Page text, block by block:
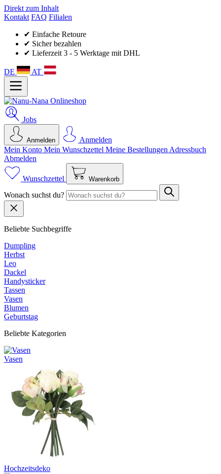
Direkt zum Inhalt
Kontakt FAQ Filialen
✔ Einfache Retoure
✔ Sicher bezahlen
✔ Lieferzeit 3 - 5 Werktage mit DHL
DE AT
Jobs
Anmelden
Anmelden
Mein Konto Mein Wunsch­zettel Meine Bestellungen Adressbuch
Abmelden
Wunschzettel Warenkorb
Wonach suchst du?
Beliebte Suchbegriffe
Dumpling
Herbst
Leo
Dackel
Handysticker
Tassen
Vasen
Blumen
Geburtstag
Beliebte Kategorien
Vasen
Hochzeitsdeko